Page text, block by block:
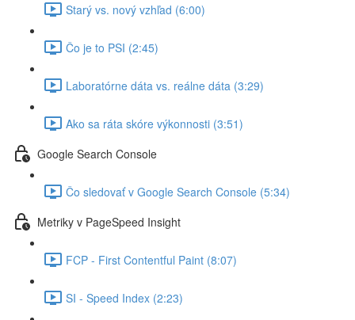
Starý vs. nový vzhľad (6:00)
Čo je to PSI (2:45)
Laboratórne dáta vs. reálne dáta (3:29)
Ako sa ráta skóre výkonnosti (3:51)
Google Search Console
Čo sledovať v Google Search Console (5:34)
Metriky v PageSpeed Insight
FCP - First Contentful Paint (8:07)
SI - Speed Index (2:23)